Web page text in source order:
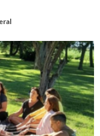
los mitos y analiza el
de la Expo Dose
juvenil de malambo